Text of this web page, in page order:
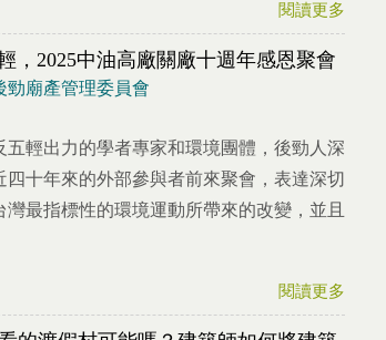
閱讀更多
，2025中油高廠關廠十週年感恩聚會
勁廟產管理委員會
五輕出力的學者專家和環境團體，後勁人深
十年來的外部參與者前來聚會，表達深切
最指標性的環境運動所帶來的改變，並且
閱讀更多